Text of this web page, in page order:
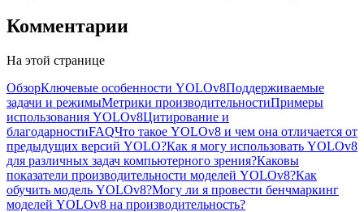
Комментарии
На этой странице
ОбзорКлючевые особенности YOLOv8Поддерживаемые
задачи и режимыМетрики производительностиПримеры
использования YOLOv8Цитирование и
благодарностиFAQЧто такое YOLOv8 и чем она отличается от
предыдущих версий YOLO?Как я могу использовать YOLOv8
для различных задач компьютерного зрения?Каковы
показатели производительности моделей YOLOv8?Как
обучить модель YOLOv8?Могу ли я провести бенчмаркинг
моделей YOLOv8 на производительность?